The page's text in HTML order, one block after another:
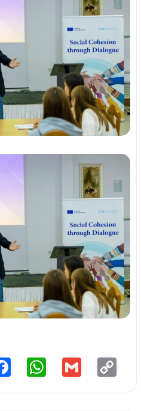
FacebookWhatsAppGmail
Copy